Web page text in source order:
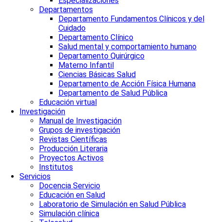
Departamentos
Departamento Fundamentos Clínicos y del
Cuidado
Departamento Clínico
Salud mental y comportamiento humano
Departamento Quirúrgico
Materno Infantil
Ciencias Básicas Salud
Departamento de Acción Física Humana
Departamento de Salud Pública
Educación virtual
Investigación
Manual de Investigación
Grupos de investigación
Revistas Científicas
Producción Literaria
Proyectos Activos
Institutos
Servicios
Docencia Servicio
Educación en Salud
Laboratorio de Simulación en Salud Pública
Simulación clínica